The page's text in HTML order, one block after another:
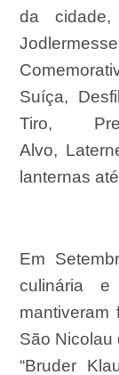
da
Jodlermesse
Suíça,
Tiro, P
Alvo,
lanternas
Em
culinária
mantiveram
São Nicolau
“Bruder